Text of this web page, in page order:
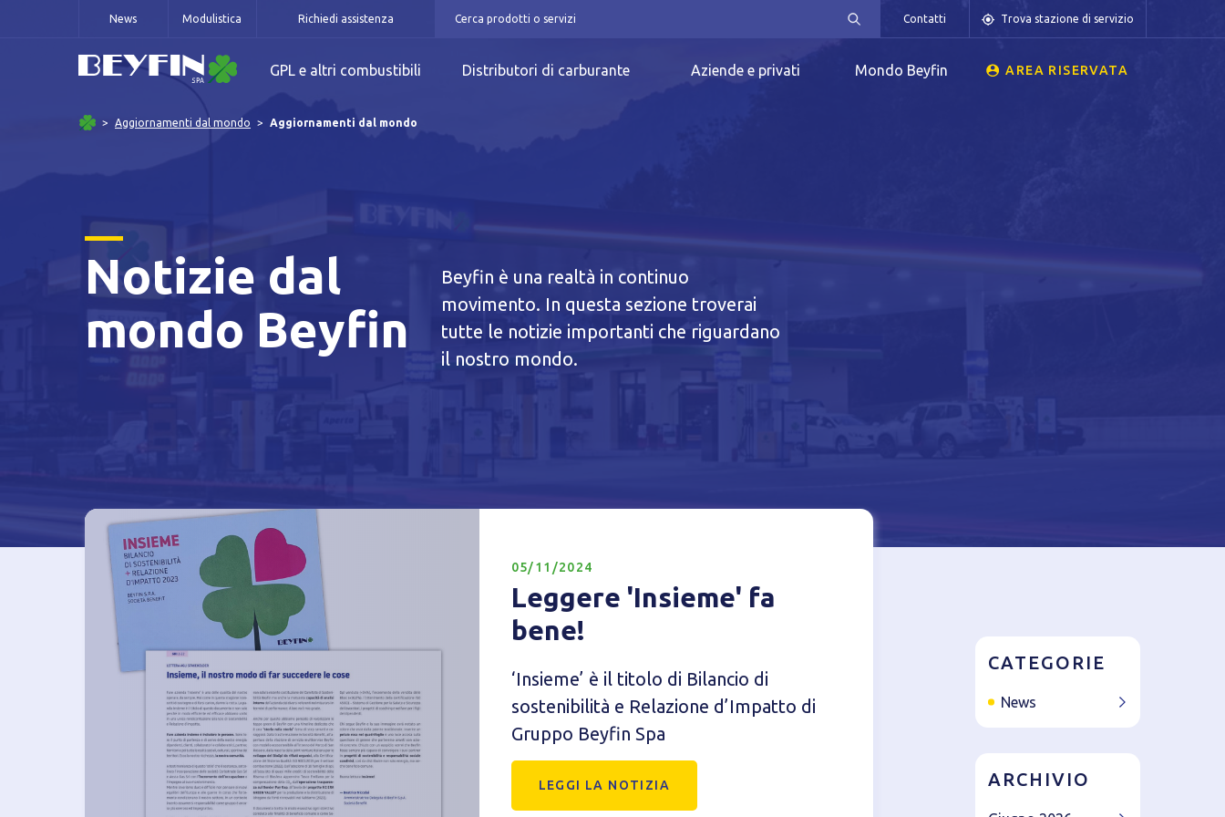
News Modulistica Richiedi assistenza Contatti Trova stazione di servizio
GPL e altri combustibili Distributori di carburante Aziende e privati Mondo Beyfin AREA RISERVATA
Aggiornamenti dal mondo Aggiornamenti dal mondo
Notizie dal
mondo Beyfin
Beyfin è una realtà in continuo
movimento. In questa sezione troverai
tutte le notizie importanti che riguardano
il nostro mondo.
05/11/2024
Leggere 'Insieme' fa
bene!
‘Insieme’ è il titolo di Bilancio di
sostenibilità e Relazione d’Impatto di
Gruppo Beyfin Spa
LEGGI LA NOTIZIA
CATEGORIE
News
ARCHIVIO
Informativa breve Cookie
Accetto l'utilizzo di cookie analitici di terze parti